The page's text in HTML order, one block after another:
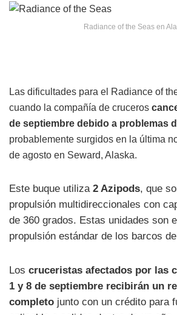
Radiance of the Seas en
Las dificultades para el Radiance of
cuando la compañía de cruceros
de septiembre debido a problemas
probablemente surgidos en la última
de agosto en Seward, Alaska.
Este buque utiliza 2 Azipods, que
propulsión multidireccionales con
de 360 grados. Estas unidades son
propulsión estándar de los barcos
Los cruceristas afectados por las
1 y 8 de septiembre recibirán un
completo junto con un crédito para